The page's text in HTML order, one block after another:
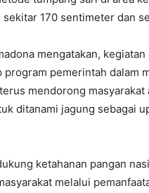
170 sentimeter dan
mengatakan,
pemerintah dalam
mendorong
ditanami jagung sebagai
ketahanan pangan
melalui